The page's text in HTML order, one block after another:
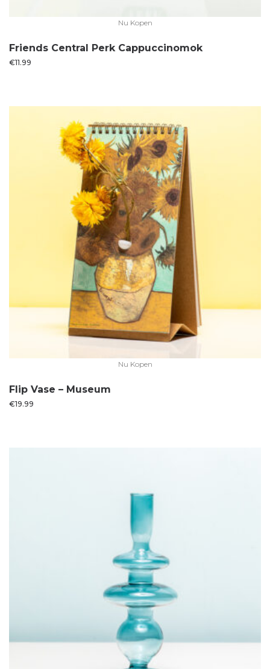
Nu Kopen
Friends Central Perk Cappuccinomok
€11.99
Nu Kopen
Flip Vase – Museum
€19.99